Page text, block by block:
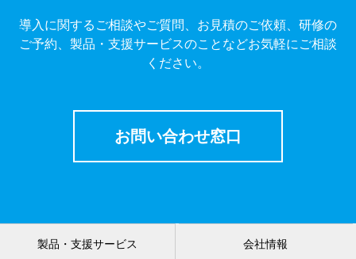
導入に関するご相談やご質問、お見積のご依頼、研修の
ご予約、製品・支援サービスのことなどお気軽にご相談
ください。
お問い合わせ窓口
製品・支援サービス 会社情報